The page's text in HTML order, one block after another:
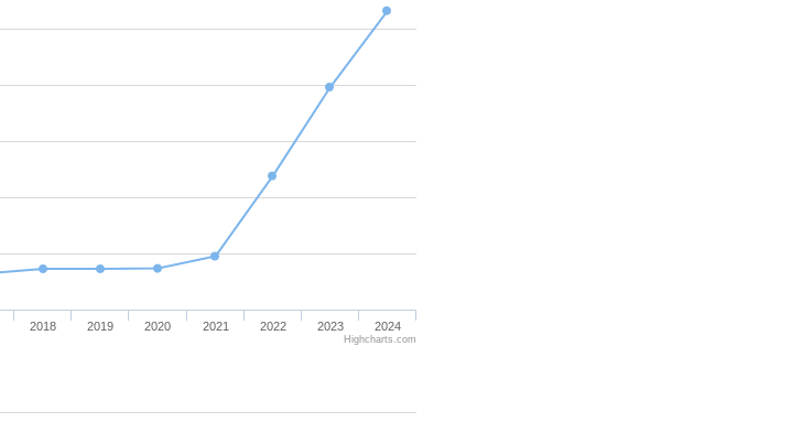
2018 2019 2020 2021 2022 2023 2024
Highcharts.com